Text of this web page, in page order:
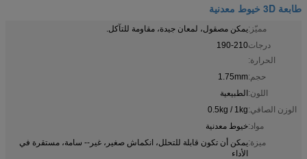
طابعة 3D خيوط معدنية
مميّز:يمكن مصقول، لمعان جيدة، مقاومة للتآكل.
درجات
الحرارة:
190-210
حجم:1.75mm
اللون:الطبيعية
الوزن الصافي:0.5kg / 1kg
مواد:خيوط معدنية
ميزة:يمكن أن تكون قابلة للتحلل، انكماش صغير، غير-- سامة، مستقرة في
الأداء